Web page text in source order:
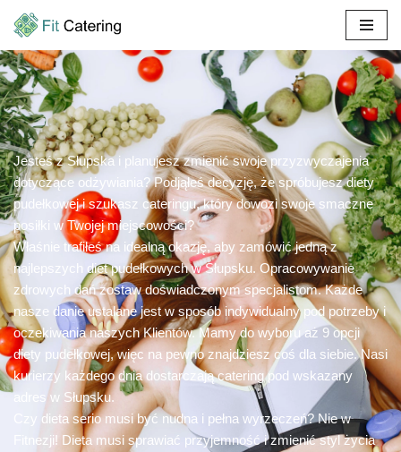
Przejdź
do
treści
Jesteś z Słupska i planujesz zmienić swoje przyzwyczajenia
dotyczące odżywiania? Podjąłeś decyzję, że spróbujesz diety
pudełkowej i szukasz cateringu, który dowozi swoje smaczne
posiłki w Twojej miejscowości?
Właśnie trafiłeś na idealną okazję, aby zamówić jedną z
najlepszych diet pudełkowych w Słupsku. Opracowywanie
zdrowych dań zostaw doświadczonym specjalistom. Każde
nasze danie ustalane jest w sposób indywidualny pod potrzeby i
oczekiwania naszych Klientów. Mamy do wyboru aż 9 opcji
diety pudełkowej, więc na pewno znajdziesz coś dla siebie. Nasi
kurierzy każdego dnia dostarczają catering pod wskazany
adres w Słupsku.
Czy dieta serio musi być nudna i pełna wyrzeczeń? Nie w
Fitnezji! Dieta musi sprawiać przyjemność i zmienić styl życia